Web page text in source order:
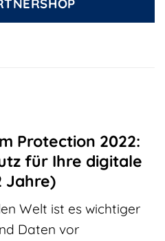
Protection 2022:
für Ihre digitale
Jahre)
Welt ist es wichtiger
Daten vor